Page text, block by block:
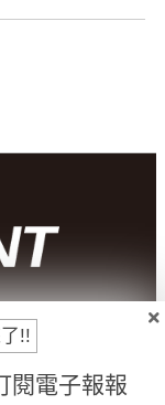
!!
閱電子報報